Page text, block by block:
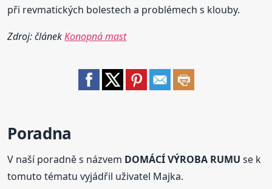
při revmatických bolestech a problémech s klouby.
Zdroj: článekKonopná mast
Poradna
V naší poradně s názvem DOMÁCÍ VÝROBA RUMU se k
tomuto tématu vyjádřil uživatel Majka.